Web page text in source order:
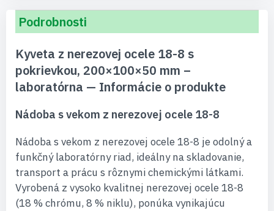
Podrobnosti
Kyveta z nerezovej ocele 18-8 s
pokrievkou, 200×100×50 mm –
laboratórna — Informácie o produkte
Nádoba s vekom z nerezovej ocele 18-8
Nádoba s vekom z nerezovej ocele 18-8 je odolný a
funkčný laboratórny riad, ideálny na skladovanie,
transport a prácu s rôznymi chemickými látkami.
Vyrobená z vysoko kvalitnej nerezovej ocele 18-8
(18 % chrómu, 8 % niklu), ponúka vynikajúcu